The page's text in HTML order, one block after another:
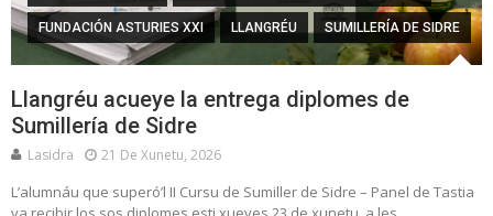
FUNDACIÓN ASTURIES XXI LLANGRÉU SUMILLERÍA DE SIDRE
Llangréu acueye la entrega diplomes de
Sumillería de Sidre
Lasidra 21 De Xunetu, 2026
L’alumnáu que superó’l II Cursu de Sumiller de Sidre – Panel de Tastia